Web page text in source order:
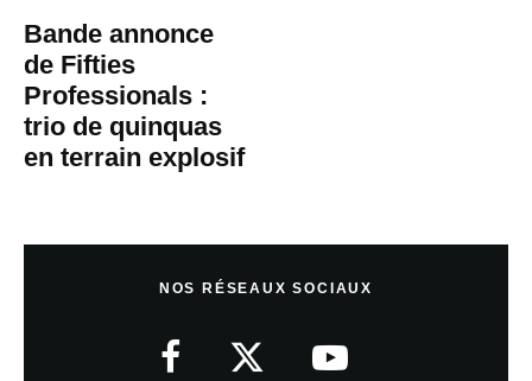
Bande annonce
de Fifties
Professionals :
trio de quinquas
en terrain explosif
NOS RÉSEAUX SOCIAUX